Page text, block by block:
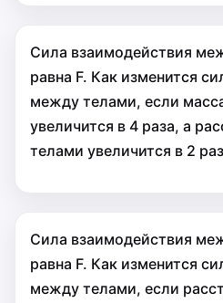
Сила взаимодействия
равна F. Как изменится
между телами, если
увеличится в 4 раза, а
телами увеличится в 2
Сила взаимодействия
равна F. Как изменится
между телами, если